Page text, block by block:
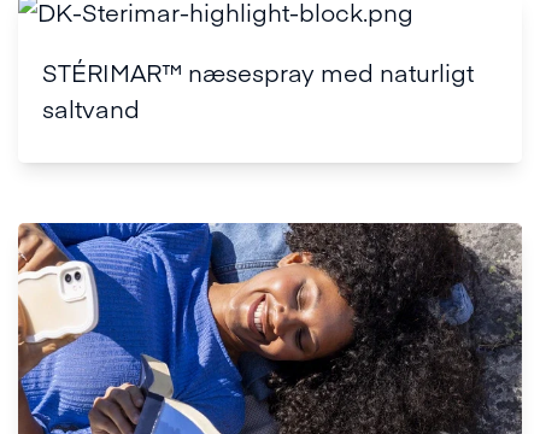
STÉRIMAR™ næsespray med naturligt
saltvand